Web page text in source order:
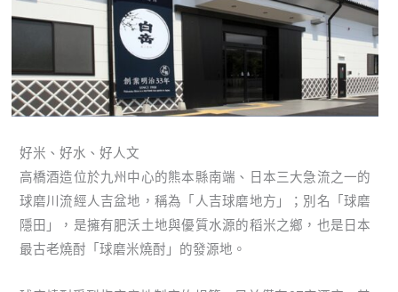
好米、好水、好人文
高橋酒造位於九州中心的熊本縣南端、日本三大急流之一的
球磨川流經人吉盆地，稱為「人吉球磨地方」；別名「球磨
隱田」，是擁有肥沃土地與優質水源的稻米之鄉，也是日本
最古老燒酎「球磨米燒酎」的發源地。